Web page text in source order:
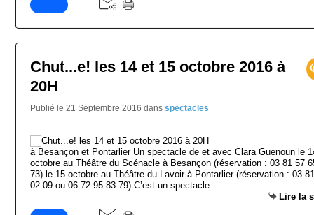
Chut...e! les 14 et 15 octobre 2016 à
20H
Publié le 21 Septembre 2016 dans spectacles
à Besançon et Pontarlier Un spectacle de et avec Clara Guenoun le
octobre au Théâtre du Scénacle à Besançon (réservation : 03 81 57
73) le 15 octobre au Théâtre du Lavoir à Pontarlier (réservation : 03
02 09 ou 06 72 95 83 79) C’est un spectacle...
Lire la